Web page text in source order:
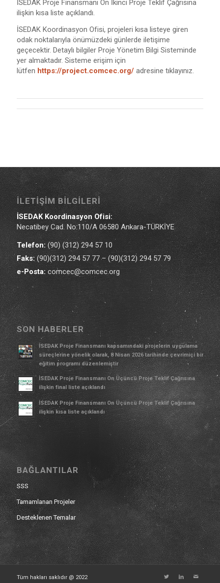
İSEDAK Proje Finansmanı On İkinci Proje Teklif Çağrısına
ilişkin kısa liste açıklandı.
İSEDAK Koordinasyon Ofisi, projeleri kısa listeye giren
odak noktalarıyla önümüzdeki günlerde iletişime
geçecektir. Detaylı bilgiler Proje Yönetim Bilgi Sisteminde
yer almaktadır. Sisteme erişim için
lütfen https://project.comcec.org/adresine tıklayınız.
İLETIŞIM BILGILERI
İSEDAK Koordinasyon Ofisi:
Necatibey Cad. No:110/A 06580 Ankara-TÜRKİYE
Telefon:(90) (312) 294 57 10
Faks:(90)(312) 294 57 77 – (90)(312) 294 57 79
e-Posta:comcec@comcec.org
SON HABERLER
İSEDAK Proje Finansmanı kapsamındaki projelerin uygulama
süreçlerine yönelik olarak, 8 Nisan 2026 tarihinde çevrimiçi bir
eğitim programı düzenlemiştir
İSEDAK Proje Finansmanı On Üçüncü Proje Teklif Çağrısına
ilişkin final liste açıklandı
İSEDAK Proje Finansmanı On Üçüncü Proje Teklif Çağrısına
ilişkin kısa liste açıklandı
BAĞLANTILAR
SSS
Tamamlanan Projeler
Desteklenen Temalar
Tüm hakları saklıdır @ 2022